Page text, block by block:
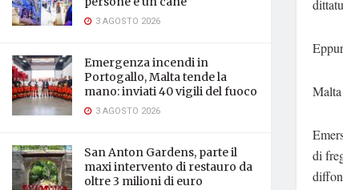
3 AGOSTO 2026
Emergenza incendi in
Portogallo, Malta tende la
mano: inviati 40 vigili del fuoco
3 AGOSTO 2026
San Anton Gardens, parte il
maxi intervento di restauro da
oltre 3 milioni di euro
Malta
di